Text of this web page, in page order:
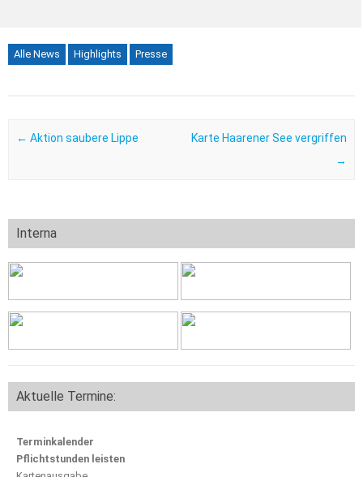
Alle News Highlights Presse
Post navigation
← Aktion saubere Lippe
Karte Haarener See vergriffen
→
Interna
Aktuelle Termine:
Terminkalender
Pflichtstunden leisten